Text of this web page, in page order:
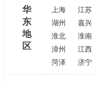
华
东
地
区
上海 江苏
湖州
嘉兴
淮北
淮南
漳州
江西
菏泽
济宁